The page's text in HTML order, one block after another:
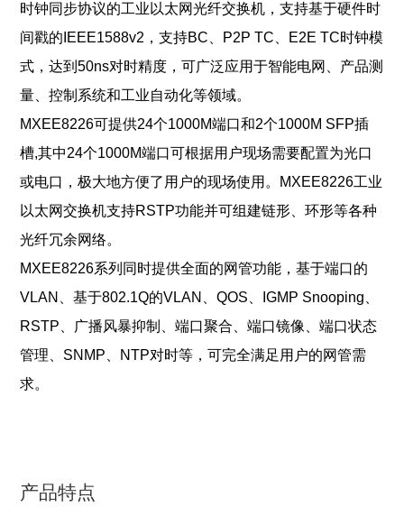
时钟同步协议的工业以太网光纤交换机，支持基于硬件时
间戳的IEEE1588v2，支持BC、P2P TC、E2E TC时钟模
式，达到50ns对时精度，可广泛应用于智能电网、产品测
量、控制系统和工业自动化等领域。
MXEE8226可提供24个1000M端口和2个1000M SFP插
槽,其中24个1000M端口可根据用户现场需要配置为光口
或电口，极大地方便了用户的现场使用。 MXEE8226工业
以太网交换机支持RSTP功能并可组建链形、环形等各种
光纤冗余网络。
MXEE8226系列同时提供全面的网管功能，基于端口的
VLAN、基于802.1Q的VLAN、QOS、IGMP Snooping、
RSTP、广播风暴抑制、端口聚合、端口镜像、端口状态
管理、SNMP、NTP对时等，可完全满足用户的网管需
求。
产品特点